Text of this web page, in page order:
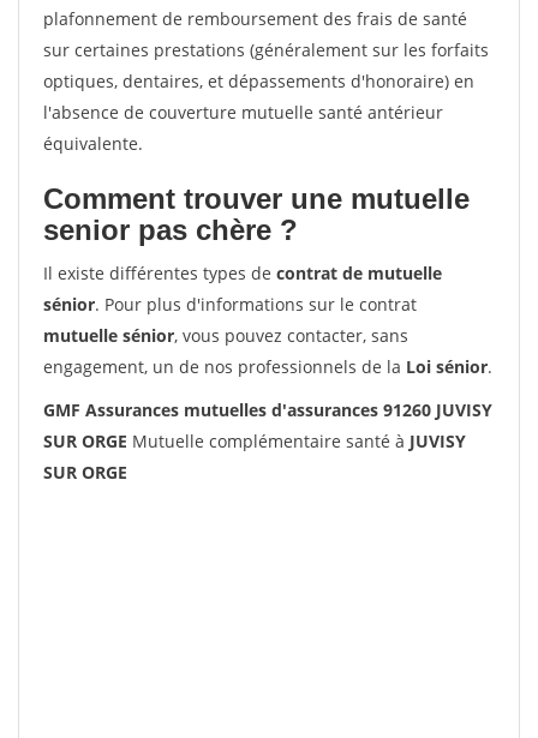
plafonnement de remboursement des frais de santé
sur certaines prestations (généralement sur les forfaits
optiques, dentaires, et dépassements d'honoraire) en
l'absence de couverture mutuelle santé antérieur
équivalente.
Comment trouver une mutuelle
senior pas chère ?
Il existe différentes types de contrat de mutuelle
sénior. Pour plus d'informations sur le contrat
mutuelle sénior, vous pouvez contacter, sans
engagement, un de nos professionnels de la Loi sénior.
GMF Assurances mutuelles d'assurances 91260 JUVISY
SUR ORGE Mutuelle complémentaire santé à JUVISY
SUR ORGE